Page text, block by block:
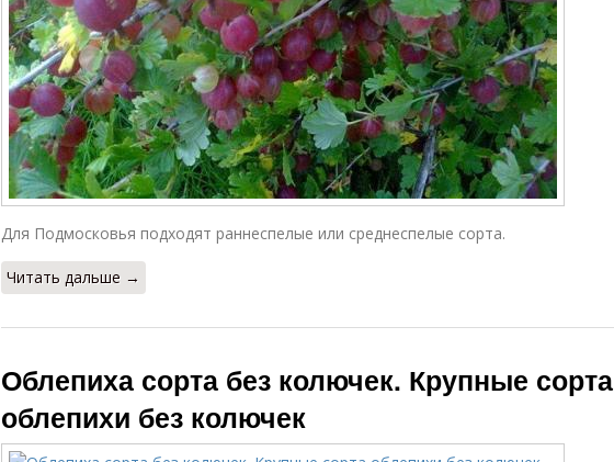
Для Подмосковья подходят раннеспелые или среднеспелые сорта.
Читать дальше →
Облепиха сорта без колючек. Крупные сорта
облепихи без колючек